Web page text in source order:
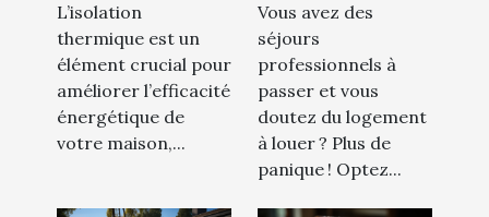
l’intérieur pour
votre maison ?
L’isolation
thermique est un
élément crucial pour
améliorer l’efficacité
énergétique de
votre maison,...
Vous avez des
séjours
professionnels à
passer et vous
doutez du logement
à louer ? Plus de
panique ! Optez...